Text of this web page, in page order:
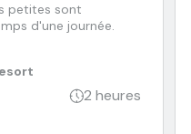
petites sont
d'une journée.
2 heures